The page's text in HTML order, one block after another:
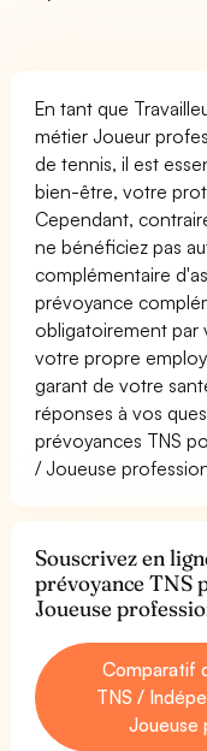
En tant que
métier Joueur
de tennis, il est
bien-être, votre
Cependant,
ne bénéficiez pas
complémentaire
prévoyance
obligatoirement par
votre propre
garant de votre
réponses à vos
prévoyances TNS
/ Joueuse
Souscrivez en
prévoyance TNS
Joueuse
Comparatif
TNS /
Joueuse